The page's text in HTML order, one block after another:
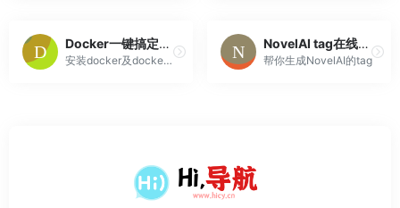
Docker一键搞定v2ray搭建及建站
安装docker及docker-compose的详细说明参考： 在docker-compose环境下以ws+tls方式一键搭建v2ray(So easy)； 相关文章： 仅搭建网站：基于Docker搭建LNMP环境并启用ssl证书(cert...
NovelAI tag在线生成器
帮你生成NovelAI的tag